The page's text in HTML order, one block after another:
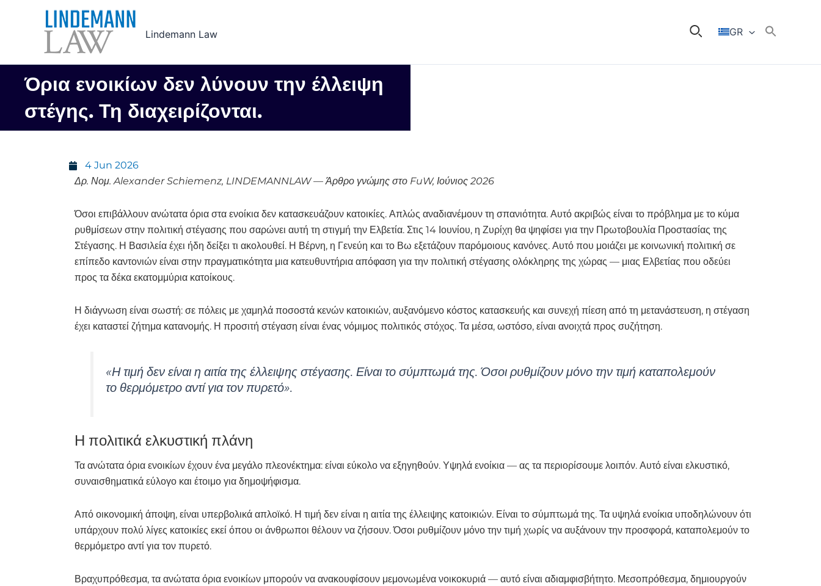
Lindemann Law GR
Όρια ενοικίων δεν λύνουν την έλλειψη
στέγης. Τη διαχειρίζονται.
4 Jun 2026
Δρ. Νομ. Alexander Schiemenz, LINDEMANNLAW — Άρθρο γνώμης στο FuW, Ιούνιος 2026
Όσοι επιβάλλουν ανώτατα όρια στα ενοίκια δεν κατασκευάζουν κατοικίες. Απλώς αναδιανέμουν τη σπανιότητα. Αυτό ακριβώς είναι το πρόβλημα με το κύμα
ρυθμίσεων στην πολιτική στέγασης που σαρώνει αυτή τη στιγμή την Ελβετία. Στις 14 Ιουνίου, η Ζυρίχη θα ψηφίσει για την Πρωτοβουλία Προστασίας της
Στέγασης. Η Βασιλεία έχει ήδη δείξει τι ακολουθεί. Η Βέρνη, η Γενεύη και το Βω εξετάζουν παρόμοιους κανόνες. Αυτό που μοιάζει με κοινωνική πολιτική σε
επίπεδο καντονιών είναι στην πραγματικότητα μια κατευθυντήρια απόφαση για την πολιτική στέγασης ολόκληρης της χώρας — μιας Ελβετίας που οδεύει
προς τα δέκα εκατομμύρια κατοίκους.
Η διάγνωση είναι σωστή: σε πόλεις με χαμηλά ποσοστά κενών κατοικιών, αυξανόμενο κόστος κατασκευής και συνεχή πίεση από τη μετανάστευση, η στέγαση
έχει καταστεί ζήτημα κατανομής. Η προσιτή στέγαση είναι ένας νόμιμος πολιτικός στόχος. Τα μέσα, ωστόσο, είναι ανοιχτά προς συζήτηση.
«Η τιμή δεν είναι η αιτία της έλλειψης στέγασης. Είναι το σύμπτωμά της. Όσοι ρυθμίζουν μόνο την τιμή καταπολεμούν
το θερμόμετρο αντί για τον πυρετό».
Η πολιτικά ελκυστική πλάνη
Τα ανώτατα όρια ενοικίων έχουν ένα μεγάλο πλεονέκτημα: είναι εύκολο να εξηγηθούν. Υψηλά ενοίκια — ας τα περιορίσουμε λοιπόν. Αυτό είναι ελκυστικό,
συναισθηματικά εύλογο και έτοιμο για δημοψήφισμα.
Από οικονομική άποψη, είναι υπερβολικά απλοϊκό. Η τιμή δεν είναι η αιτία της έλλειψης κατοικιών. Είναι το σύμπτωμά της. Τα υψηλά ενοίκια υποδηλώνουν ότι
υπάρχουν πολύ λίγες κατοικίες εκεί όπου οι άνθρωποι θέλουν να ζήσουν. Όσοι ρυθμίζουν μόνο την τιμή χωρίς να αυξάνουν την προσφορά, καταπολεμούν το
θερμόμετρο αντί για τον πυρετό.
Βραχυπρόθεσμα, τα ανώτατα όρια ενοικίων μπορούν να ανακουφίσουν μεμονωμένα νοικοκυριά — αυτό είναι αδιαμφισβήτητο. Μεσοπρόθεσμα, δημιουργούν